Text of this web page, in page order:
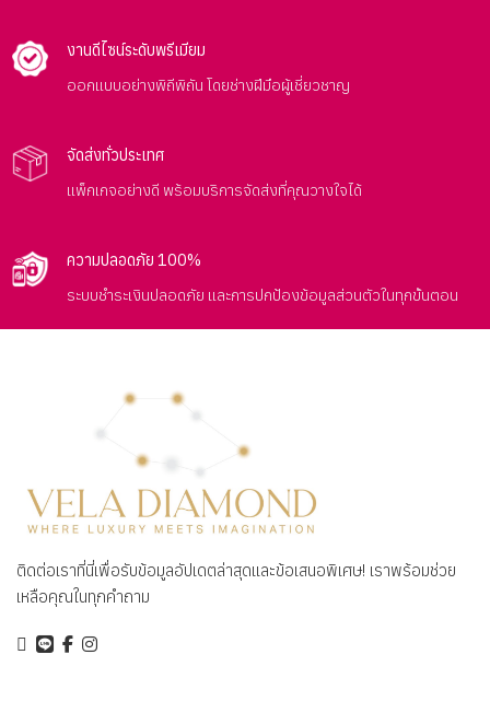
งานดีไซน์ระดับพรีเมียม
ออกแบบอย่างพิถีพิถัน โดยช่างฝีมือผู้เชี่ยวชาญ
จัดส่งทั่วประเทศ
แพ็กเกจอย่างดี พร้อมบริการจัดส่งที่คุณวางใจได้
ความปลอดภัย 100%
ระบบชำระเงินปลอดภัย และการปกป้องข้อมูลส่วนตัวในทุกขั้นตอน
ติดต่อเราที่นี่เพื่อรับข้อมูลอัปเดตล่าสุดและข้อเสนอพิเศษ! เราพร้อมช่วย
เหลือคุณในทุกคำถาม